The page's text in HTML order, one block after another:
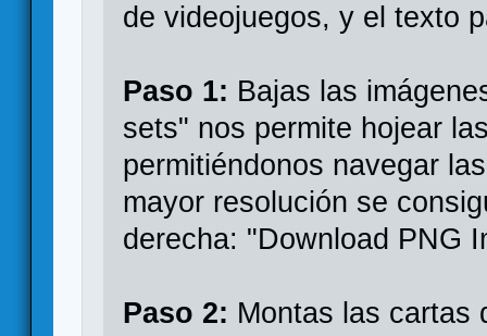
de videojuegos, y el texto
Paso 1: Bajas las
sets" nos permite hojear
permitiéndonos navegar
mayor resolución se
derecha: "Download PNG
Paso 2: Montas las cartas